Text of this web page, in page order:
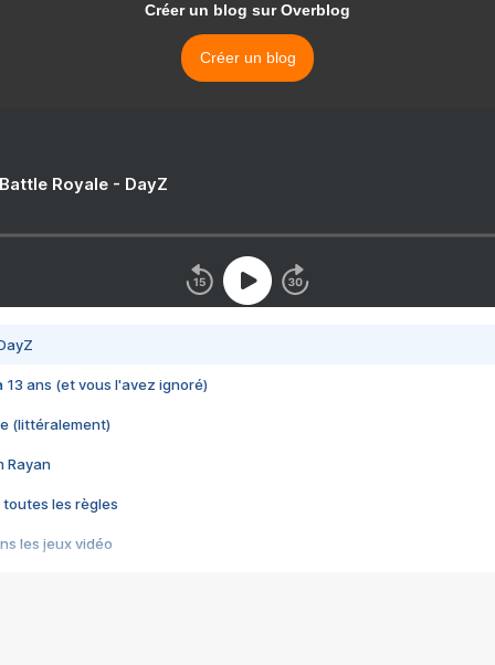
Créer un blog sur Overblog
Créer un blog
Royale - DayZ
13 ans (et vous l'avez ignoré)
(littéralement)
Rayan
toutes les règles
les jeux vidéo